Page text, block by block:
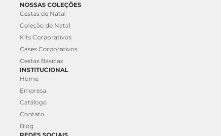
NOSSAS COLEÇÕES
Cestas de Natal
Coleção de Natal
Kits Corporativos
Cases Corporativos
Cestas Básicas
INSTITUCIONAL
Home
Empresa
Catálogo
Contato
Blog